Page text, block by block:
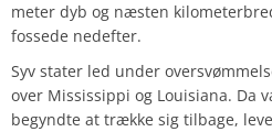
meter dyb og næsten
fossede nedefter.
Syv stater led under
over Mississippi og Louisiana. Da
begyndte at trække sig tilbage,